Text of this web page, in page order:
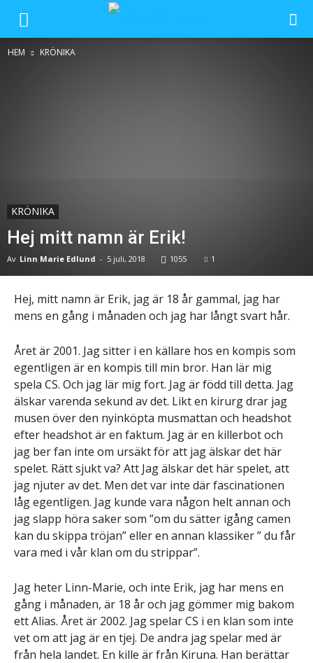
HEM KRÖNIKA
KRÖNIKA
Hej mitt namn är Erik!
Av Linn Marie Edlund - 5 juli, 2018 1055 1
Hej, mitt namn är Erik, jag är 18 år gammal, jag har
mens en gång i månaden och jag har långt svart hår.
Året är 2001. Jag sitter i en källare hos en kompis som
egentligen är en kompis till min bror. Han lär mig
spela CS. Och jag lär mig fort. Jag är född till detta. Jag
älskar varenda sekund av det. Likt en kirurg drar jag
musen över den nyinköpta musmattan och headshot
efter headshot är en faktum. Jag är en killerbot och
jag ber fan inte om ursäkt för att jag älskar det här
spelet. Rätt sjukt va? Att Jag älskar det här spelet, att
jag njuter av det. Men det var inte där fascinationen
låg egentligen. Jag kunde vara någon helt annan och
jag slapp höra saker som ”om du sätter igång camen
kan du skippa tröjan” eller en annan klassiker ” du får
vara med i vår klan om du strippar”.
Jag heter Linn-Marie, och inte Erik, jag har mens en
gång i månaden, är 18 år och jag gömmer mig bakom
ett Alias. Året är 2002. Jag spelar CS i en klan som inte
vet om att jag är en tjej. De andra jag spelar med är
från hela landet. En kille är från Kiruna. Han berättar